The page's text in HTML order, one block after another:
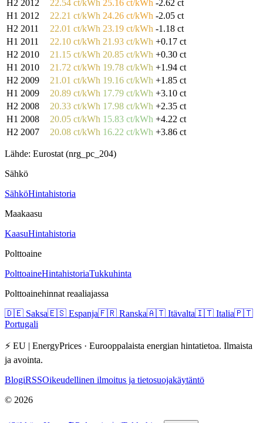
H2 2012
22.54 ct/kWh 25.16 ct/kWh -2.62 ct
H1 2012
22.21 ct/kWh 24.26 ct/kWh -2.05 ct
H2 2011
22.01 ct/kWh 23.19 ct/kWh -1.18 ct
H1 2011
22.10 ct/kWh 21.93 ct/kWh +0.17 ct
H2 2010
21.15 ct/kWh 20.85 ct/kWh +0.30 ct
H1 2010
21.72 ct/kWh 19.78 ct/kWh +1.94 ct
H2 2009
21.01 ct/kWh 19.16 ct/kWh +1.85 ct
H1 2009
20.89 ct/kWh 17.79 ct/kWh +3.10 ct
H2 2008
20.33 ct/kWh 17.98 ct/kWh +2.35 ct
H1 2008
20.05 ct/kWh 15.83 ct/kWh +4.22 ct
H2 2007
20.08 ct/kWh 16.22 ct/kWh +3.86 ct
Lähde: Eurostat (nrg_pc_204)
Sähkö
SähköHintahistoria
Maakaasu
KaasuHintahistoria
Polttoaine
PolttoaineHintahistoriaTukkuhinta
Polttoainehinnat reaaliajassa
🇩🇪 Saksa🇪🇸 Espanja🇫🇷 Ranska🇦🇹 Itävalta🇮🇹 Italia🇵🇹
Portugali
⚡ EU | EnergyPrices · Eurooppalaista energian hintatietoa. Ilmaista
ja avointa.
BlogiRSSOikeudellinen ilmoitus ja tietosuojakäytäntö
© 2026